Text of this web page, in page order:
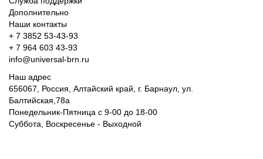
Дополнительно
Наши контакты
+ 7 3852 53-43-93
+ 7 964 603 43-93
info@universal-brn.ru
Наш адрес
656067, Россия, Алтайский край, г. Барнаул, ул.
Балтийская,78а
Понедельник-Пятница с 9-00 до 18-00
Суббота, Воскресенье - Выходной